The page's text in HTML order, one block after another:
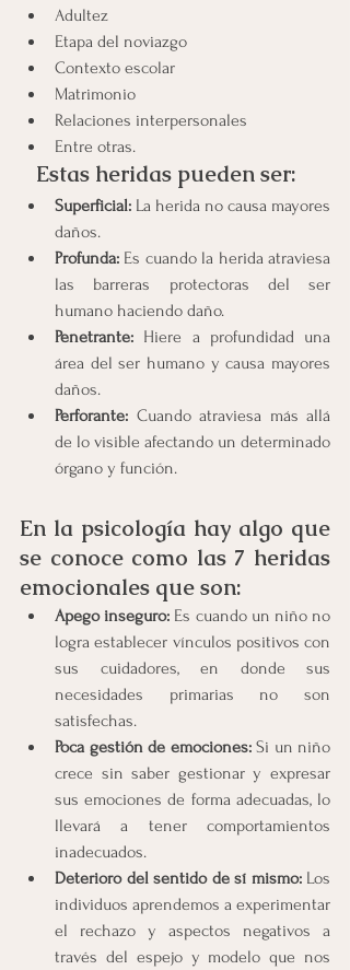
Adultez
Etapa del noviazgo
Contexto escolar
Matrimonio
Relaciones interpersonales
Entre otras.
  Estas heridas pueden ser:
Superficial: La herida no causa mayores
daños.
Profunda: Es cuando la herida atraviesa
las barreras protectoras del ser
humano haciendo daño.
Penetrante: Hiere a profundidad una
área del ser humano y causa mayores
daños.
Perforante: Cuando atraviesa más allá
de lo visible afectando un determinado
órgano y función.
En la psicología hay algo que
se conoce como las 7 heridas
emocionales que son:
Apego inseguro: Es cuando un niño no
logra establecer vínculos positivos con
sus cuidadores, en donde sus
necesidades primarias no son
satisfechas.
Poca gestión de emociones: Si un niño
crece sin saber gestionar y expresar
sus emociones de forma adecuadas, lo
llevará a tener comportamientos
inadecuados.
Deterioro del sentido de sí mismo: Los
individuos aprendemos a experimentar
el rechazo y aspectos negativos a
través del espejo y modelo que nos